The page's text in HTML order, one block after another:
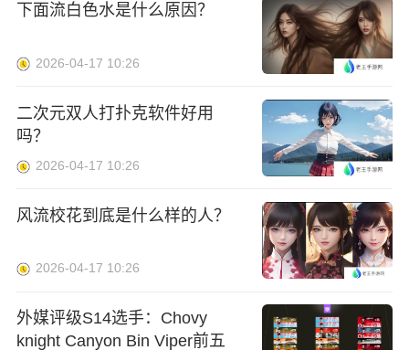
下面流白色水是什么原因？
2026-04-17 10:26
二次元双人打扑克软件好用
吗？
2026-04-17 10:26
风流校花到底是什么样的人？
2026-04-17 10:26
外媒评级S14选手：Chovy
knight Canyon Bin Viper前五